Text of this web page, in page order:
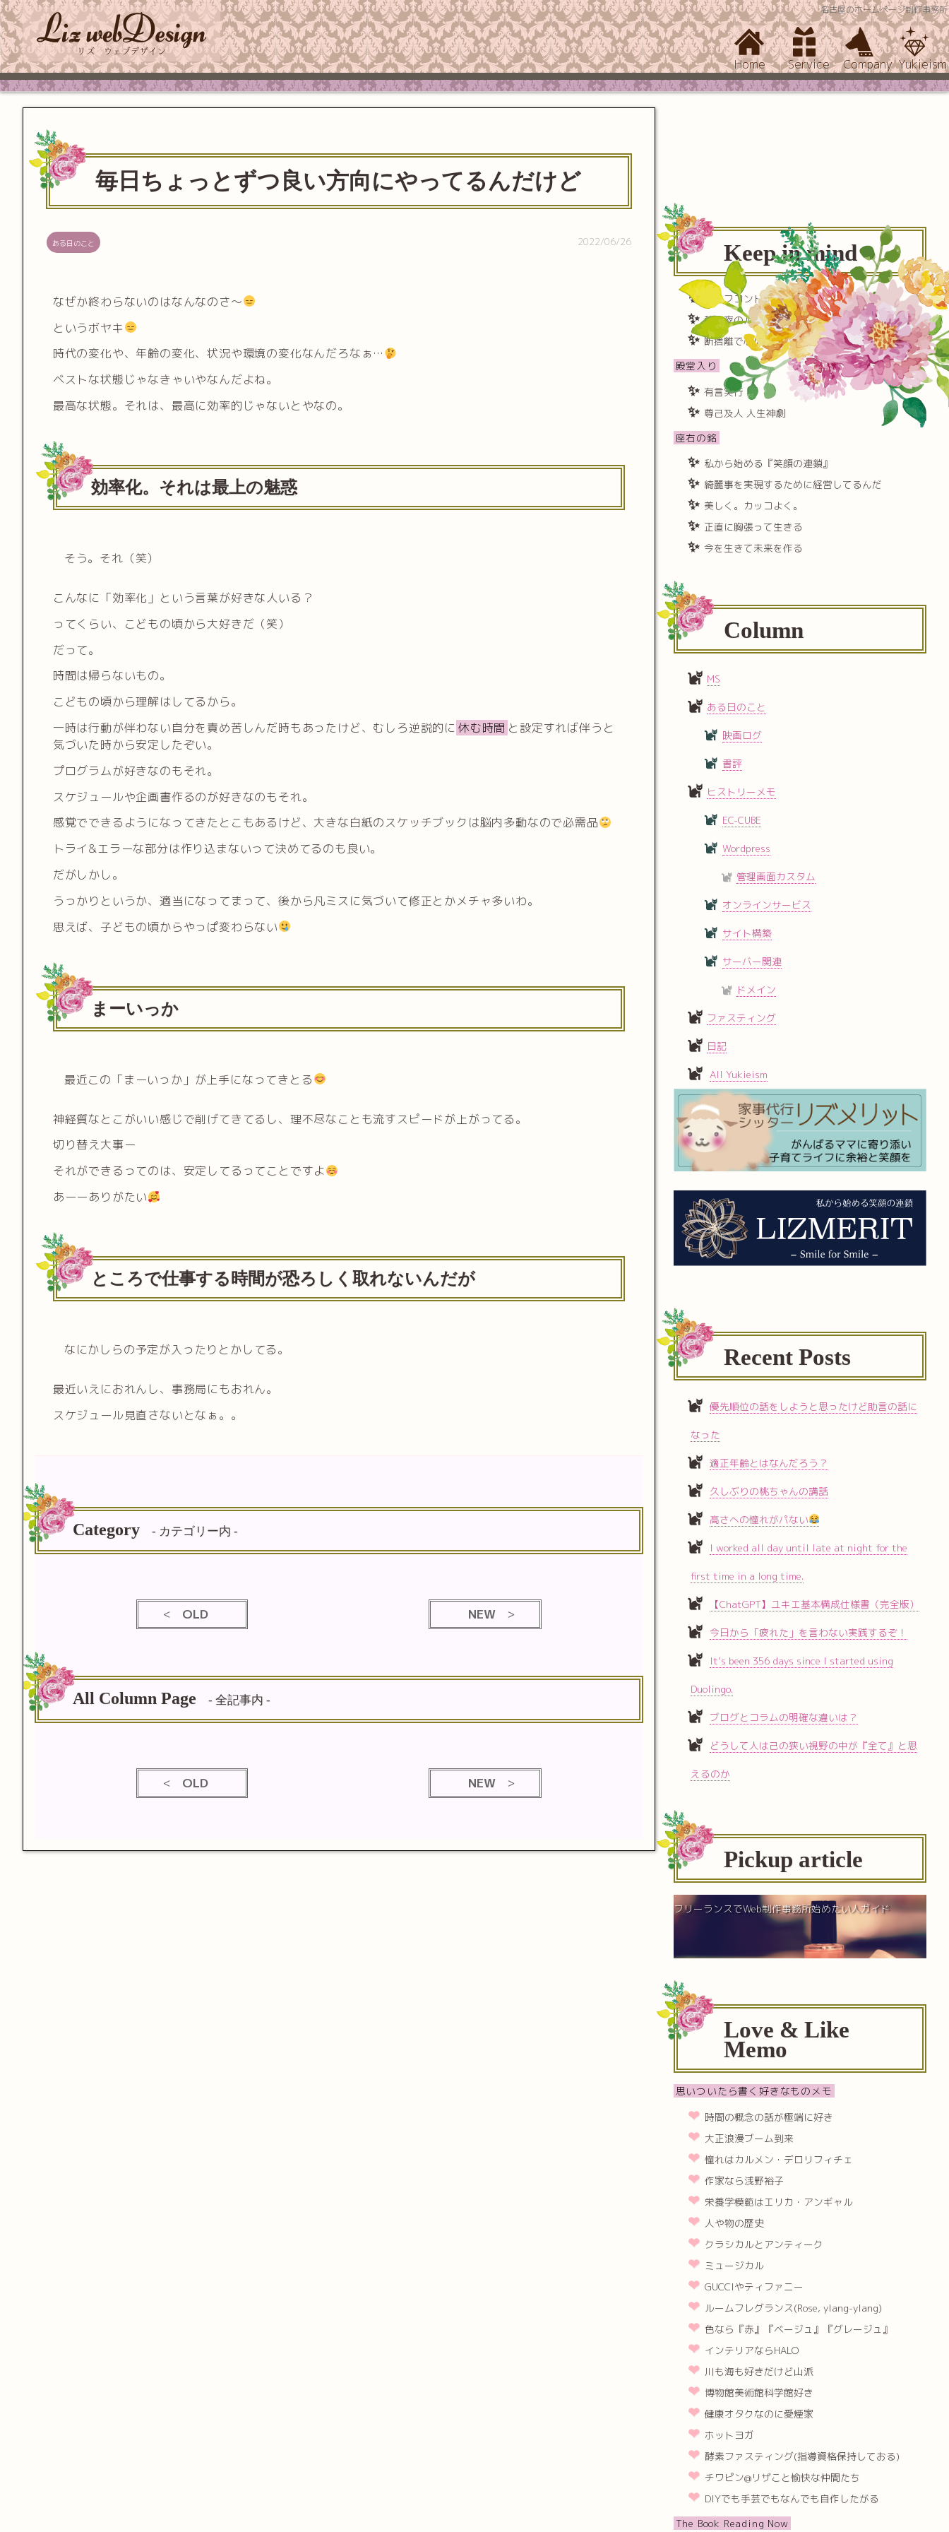
名古屋のホームページ制作事務所
Home Service Company Yukieism
毎日ちょっとずつ良い方向にやってるんだけど
ある日のこと 2022/06/26
なぜか終わらないのはなんなのさ〜
というボヤキ
時代の変化や、年齢の変化、状況や環境の変化なんだろなぁ…
ベストな状態じゃなきゃいやなんだよね。
最高な状態。それは、最高に効率的じゃないとやなの。
効率化。それは最上の魅惑
そう。それ（笑）
こんなに「効率化」という言葉が好きな人いる？
ってくらい、こどもの頃から大好きだ（笑）
だって。
時間は帰らないもの。
こどもの頃から理解はしてるから。
一時は行動が伴わない自分を責め苦しんだ時もあったけど、むしろ逆説的に 休む時間 と設定すれば伴うと
気づいた時から安定したぞい。
プログラムが好きなのもそれ。
スケジュールや企画書作るのが好きなのもそれ。
感覚でできるようになってきたとこもあるけど、大きな白紙のスケッチブックは脳内多動なので必需品
トライ&エラーな部分は作り込まないって決めてるのも良い。
だがしかし。
うっかりというか、適当になってまって、後から凡ミスに気づいて修正とかメチャ多いわ。
思えば、子どもの頃からやっぱ変わらない
まーいっか
最近この「まーいっか」が上手になってきとる
神経質なとこがいい感じで削げてきてるし、理不尽なことも流すスピードが上がってる。
切り替え大事ー
それができるってのは、安定してるってことですよ
あーーありがたい
ところで仕事する時間が恐ろしく取れないんだが
なにかしらの予定が入ったりとかしてる。
最近いえにおれんし、事務局にもおれん。
スケジュール見直さないとなぁ。。
Category - カテゴリー内 -
OLD NEW
All Column Page - 全記事内 -
OLD NEW
Keep in mind
セルフコントロール(自己制御)
朝と夜のルーチンを極める
断捨離で心に隙間をつくる
殿堂入り
有言実行
尊己及人 人生神劇
座右の銘
私から始める『笑顔の連鎖』
綺麗事を実現するために経営してるんだ
美しく。カッコよく。
正直に胸張って生きる
今を生きて未来を作る
Column
MS
ある日のこと
映画ログ
書評
ヒストリーメモ
EC-CUBE
Wordpress
管理画面カスタム
オンラインサービス
サイト構築
サーバー関連
ドメイン
ファスティング
日記
All Yukieism
Recent Posts
優先順位の話をしようと思ったけど助言の話に
なった
適正年齢とはなんだろう？
久しぶりの桃ちゃんの講話
高さへの憧れがパない
I worked all day until late at night for the
first time in a long time.
【ChatGPT】ユキエ基本構成仕様書（完全版）
今日から「疲れた」を言わない実践するぞ！
It’s been 356 days since I started using
Duolingo.
ブログとコラムの明確な違いは？
どうして人は己の狭い視野の中が『全て』と思
えるのか
Pickup article
フリーランスでWeb制作事務所始めたい人ガイド
Love & Like
Memo
思いついたら書く好きなものメモ
時間の概念の話が極端に好き
大正浪漫ブーム到来
憧れはカルメン・デロリフィチェ
作家なら浅野裕子
栄養学模範はエリカ・アンギャル
人や物の歴史
クラシカルとアンティーク
ミュージカル
GUCCIやティファニー
ルームフレグランス(Rose, ylang-ylang)
色なら『赤』『ベージュ』『グレージュ』
インテリアならHALO
川も海も好きだけど山派
博物館美術館科学館好き
健康オタクなのに愛煙家
ホットヨガ
酵素ファスティング(指導資格保持しておる)
チワピン@リザこと愉快な仲間たち
DIYでも手芸でもなんでも自作したがる
The Book Reading Now